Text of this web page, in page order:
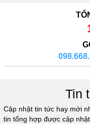
Tin
Cập nhật tin tức hay mới
tin tổng hợp được cập